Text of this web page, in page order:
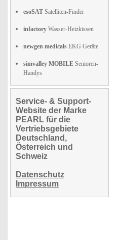
esoSAT Satelliten-Finder
infactory Wasser-Heizkissen
newgen medicals EKG Geräte
simvalley MOBILE Senioren-
Handys
Service- & Support-
Website der Marke
PEARL für die
Vertriebsgebiete
Deutschland,
Österreich und
Schweiz
Datenschutz
Impressum